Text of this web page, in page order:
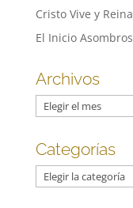
Cristo Vive y Reina
El Inicio
Archivos
Archivos
Categorías
Categorías